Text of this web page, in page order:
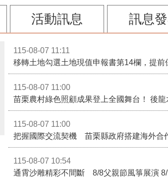
活動訊息 訊息
115-08-07 11:11
移轉土地勾選土地現值申報書第14欄，提前
115-08-07 11:00
115-08-07 11:00
115-08-07 10:54
通霄沙雕精彩不間斷 8/8父親節風箏展演